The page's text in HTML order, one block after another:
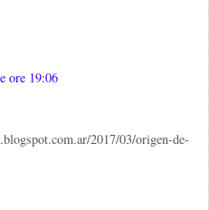
ore 19:06
2017/03/origen-de-